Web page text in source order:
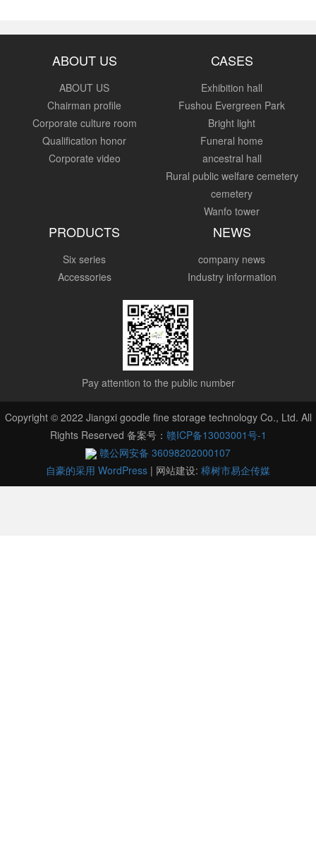
ABOUT US
ABOUT US
Chairman profile
Corporate culture room
Qualification honor
Corporate video
CASES
Exhibition hall
Fushou Evergreen Park
Bright light
Funeral home
ancestral hall
Rural public welfare cemetery
cemetery
Wanfo tower
PRODUCTS
Six series
Accessories
NEWS
company news
Industry information
Pay attention to the public number
Copyright © 2022 Jiangxi goodle fine storage technology Co., Ltd. All
Rights Reserved 备案号： 赣ICP备13003001号-1
赣公网安备 36098202000107
自豪的采用 WordPress | 网站建设: 樟树市易企传媒